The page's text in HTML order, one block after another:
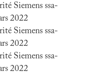
Siemens ssa-
2022
Siemens ssa-
2022
Siemens ssa-
2022